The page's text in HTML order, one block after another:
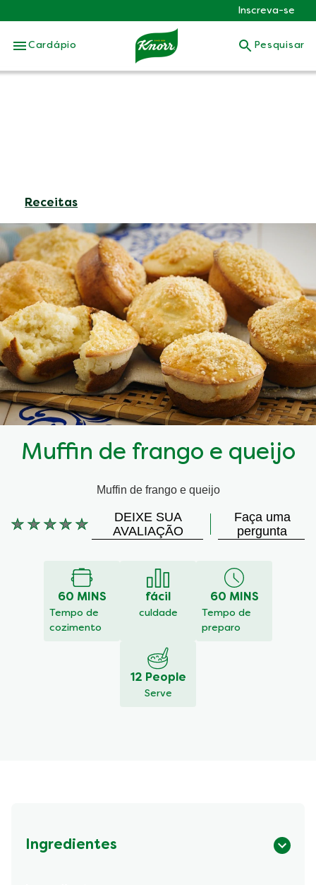
Skip to:
Inscreva-se
Cardápio Pesquisar
Receitas
Muffin de frango e queijo
Muffin de frango e queijo
Nenhuma
DEIXE SUA
AVALIAÇÃO
Faça uma
pergunta
60 MINS
Tempo de
cozimento
fácil
culdade
60 MINS
Tempo de
preparo
12 People
Serve
Ingredientes